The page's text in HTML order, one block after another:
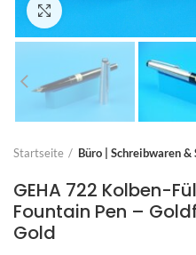
Startseite Büro | Schreibwaren
GEHA 722 Kolben-
Fountain Pen –
Gold